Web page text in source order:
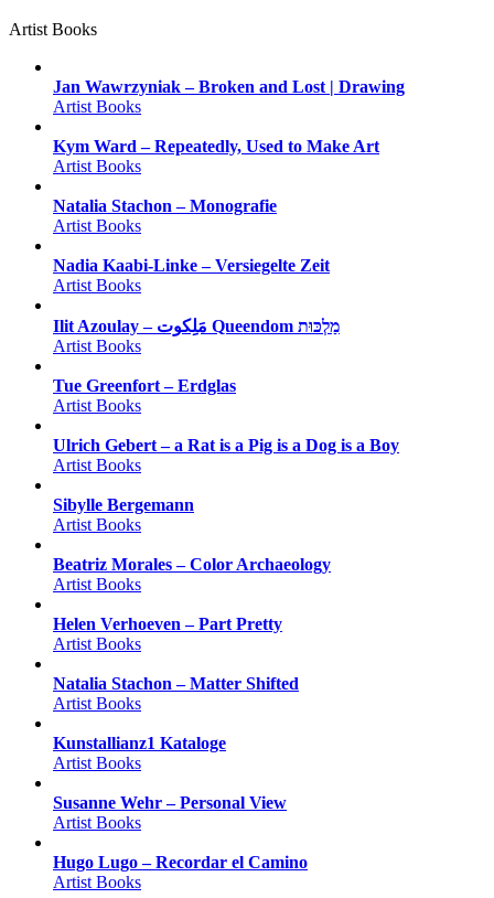
Artist Books
Jan Wawrzyniak – Broken and Lost | Drawing
Artist Books
Kym Ward – Repeatedly, Used to Make Art
Artist Books
Natalia Stachon – Monografie
Artist Books
Nadia Kaabi-Linke – Versiegelte Zeit
Artist Books
Ilit Azoulay – مَلِكوت Queendom מַלְכּוּת
Artist Books
Tue Greenfort – Erdglas
Artist Books
Ulrich Gebert – a Rat is a Pig is a Dog is a Boy
Artist Books
Sibylle Bergemann
Artist Books
Beatriz Morales – Color Archaeology
Artist Books
Helen Verhoeven – Part Pretty
Artist Books
Natalia Stachon – Matter Shifted
Artist Books
Kunstallianz1 Kataloge
Artist Books
Susanne Wehr – Personal View
Artist Books
Hugo Lugo – Recordar el Camino
Artist Books